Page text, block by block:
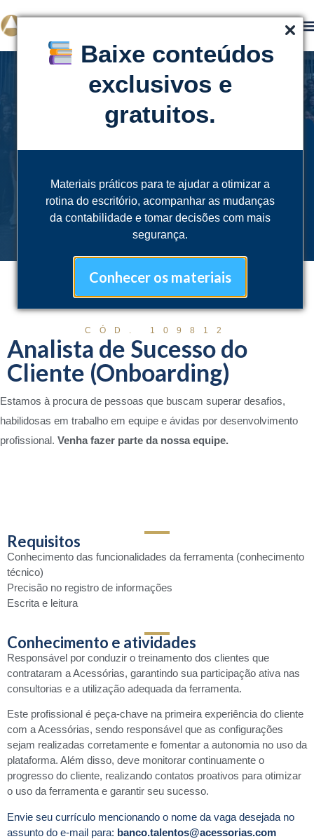
Baixe conteúdos
exclusivos e
gratuitos.
Materiais práticos para te ajudar a otimizar a
rotina do escritório, acompanhar as mudanças
da contabilidade e tomar decisões com mais
segurança.
Conhecer os materiais
Trabalheconosco
CÓD. 109812
Analista de Sucesso do
Cliente (Onboarding)
Estamos à procura de pessoas que buscam superar desafios,
habilidosas em trabalho em equipe e ávidas por desenvolvimento
profissional. Venha fazer parte da nossa equipe.
Requisitos
Conhecimento das funcionalidades da ferramenta (conhecimento
técnico)
Precisão no registro de informações
Escrita e leitura
Conhecimento e atividades
Responsável por conduzir o treinamento dos clientes que
contrataram a Acessórias, garantindo sua participação ativa nas
consultorias e a utilização adequada da ferramenta.
Este profissional é peça-chave na primeira experiência do cliente
com a Acessórias, sendo responsável que as configurações
sejam realizadas corretamente e fomentar a autonomia no uso da
plataforma. Além disso, deve monitorar continuamente o
progresso do cliente, realizando contatos proativos para otimizar
o uso da ferramenta e garantir seu sucesso.
Envie seu currículo mencionando o nome da vaga desejada no
assunto do e-mail para: banco.talentos@acessorias.com